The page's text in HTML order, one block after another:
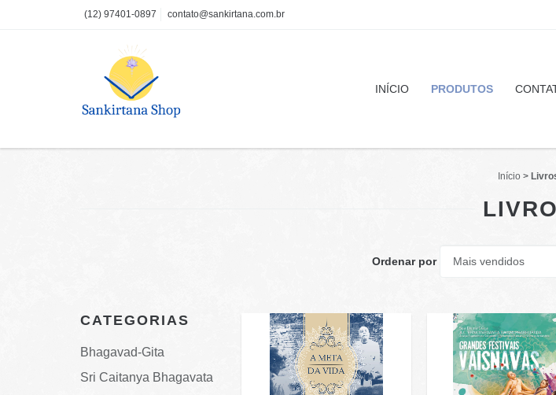
(12) 97401-0897 contato@sankirtana.com.br
INÍCIO PRODUTOS
Início >
Ordenar por
CATEGORIAS
Bhagavad-Gita
Sri Caitanya Bhagavata